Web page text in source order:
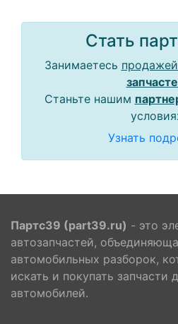
Стать
Занимаетесь продажей
Станьте нашим
Узнать
Партс39 (part39.ru) - это
автозапчастей,
автомобильных разборок,
искать и покупать запчасти
автомобилей.